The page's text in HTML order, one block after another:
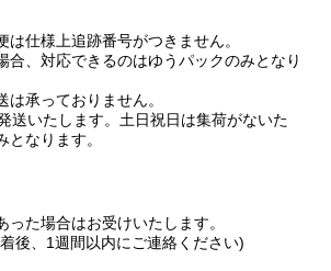
は仕様上追跡番号がつきません。
合、対応できるのはゆうパックのみとなり
承っておりません。
送いたします。土日祝日は集荷がないた
なります。
った場合はお受けいたします。
後、1週間以内にご連絡ください)